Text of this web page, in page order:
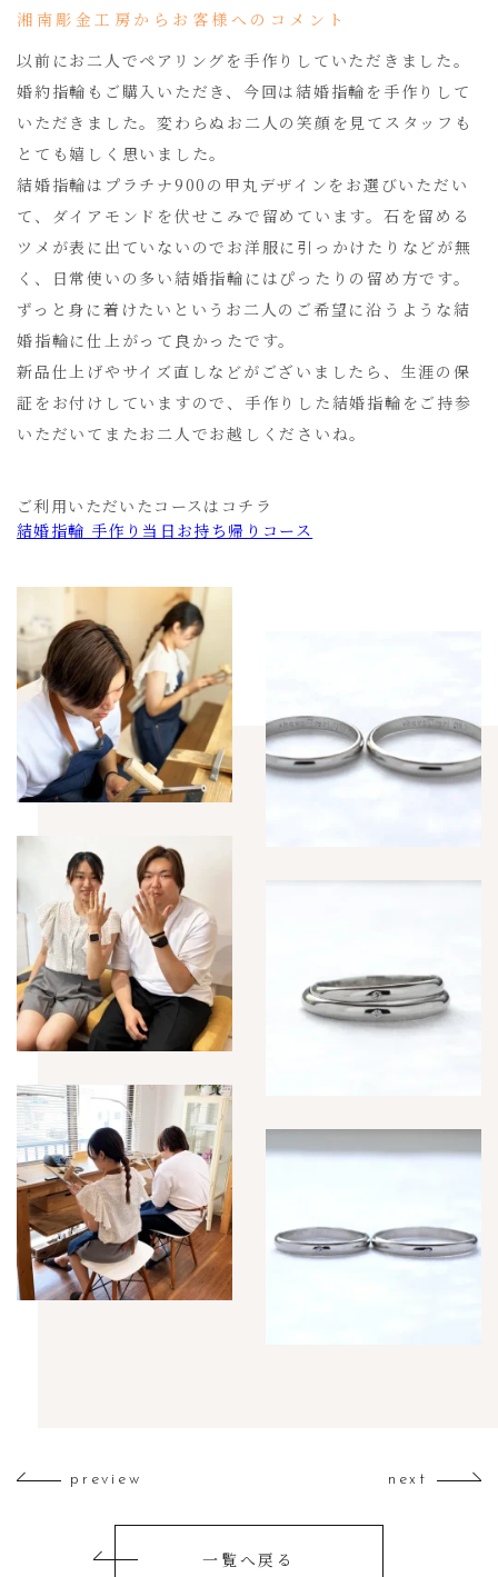
湘南彫金工房からお客様へのコメント
以前にお二人でペアリングを手作りしていただきました。
婚約指輪もご購入いただき、今回は結婚指輪を手作りして
いただきました。変わらぬお二人の笑顔を見てスタッフも
とても嬉しく思いました。
結婚指輪はプラチナ900の甲丸デザインをお選びいただい
て、ダイアモンドを伏せこみで留めています。石を留める
ツメが表に出ていないのでお洋服に引っかけたりなどが無
く、日常使いの多い結婚指輪にはぴったりの留め方です。
ずっと身に着けたいというお二人のご希望に沿うような結
婚指輪に仕上がって良かったです。
新品仕上げやサイズ直しなどがございましたら、生涯の保
証をお付けしていますので、手作りした結婚指輪をご持参
いただいてまたお二人でお越しくださいね。
ご利用いただいたコースはコチラ
結婚指輪 手作り当日お持ち帰りコース
preview next
一覧へ戻る